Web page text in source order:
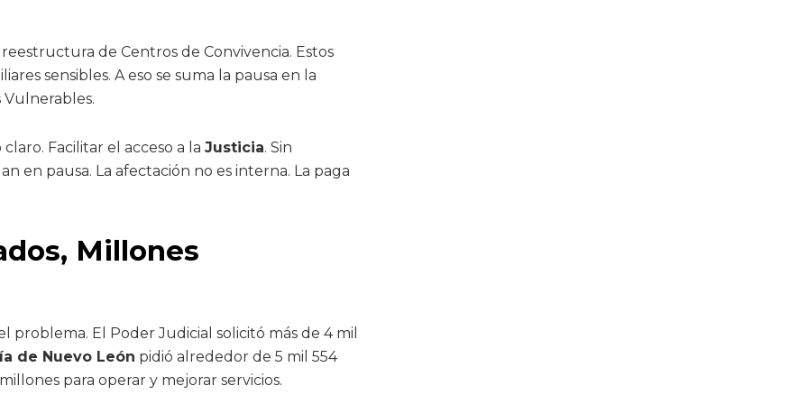
de Centros de Convivencia. Estos
sensibles. A eso se suma la pausa en la
Facilitar el acceso a la Justicia. Sin
en pausa. La afectación no es interna. La paga
Millones
problema. El Poder Judicial solicitó más de 4 mil
de Nuevo León pidió alrededor de 5 mil 554
para operar y mejorar servicios.